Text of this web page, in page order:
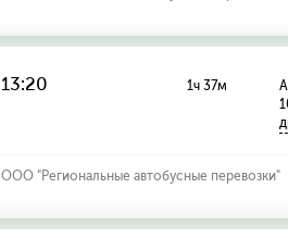
13:20 1ч 37м
ООО "Региональные автобусные перевозки"